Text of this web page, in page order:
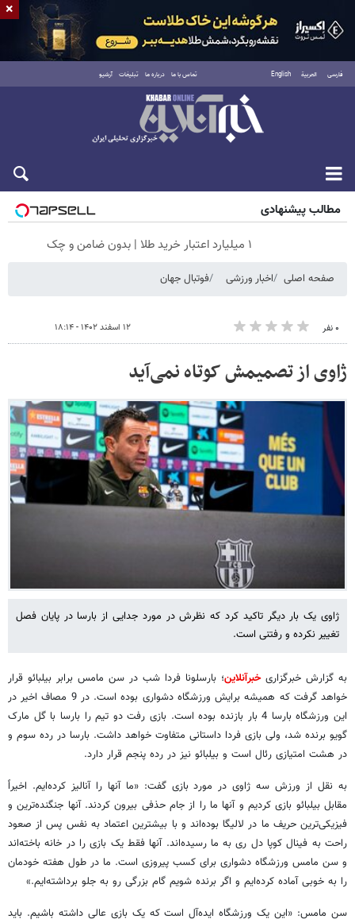
فارسی العربية English تماس با ما درباره ما تبلیغات آرشیو
شنبه ۱۷ مرداد ۱۴۰۵
مطالب پیشنهادی
۱ میلیارد اعتبار خرید طلا | بدون ضامن و چک
صفحه اصلی اخبار ورزشی فوتبال جهان
۰ نفر ۱۲ اسفند ۱۴۰۲ - ۱۸:۱۴
ژاوی از تصمیمش کوتاه نمی‌آید
ژاوی یک بار دیگر تاکید کرد که نظرش در مورد جدایی از بارسا در پایان فصل
تغییر نکرده و رفتنی است.
به گزارش خبرگزاریخبرآنلاین؛ بارسلونا فردا شب در سن مامس برابر بیلبائو قرار
خواهد گرفت که همیشه برایش ورزشگاه دشواری بوده است. در 9 مصاف اخیر در
این ورزشگاه بارسا 4 بار بازنده بوده است. بازی رفت دو تیم را بارسا با گل مارک
گویو برنده شد، ولی بازی فردا داستانی متفاوت خواهد داشت. بارسا در رده سوم و
در هشت امتیازی رئال است و بیلبائو نیز در رده پنجم قرار دارد.
به نقل از ورزش سه ژاوی در مورد بازی گفت: «ما آنها را آنالیز کرده‌ایم. اخیراً
مقابل بیلبائو بازی کردیم و آنها ما را از جام حذفی بیرون کردند. آنها جنگنده‌ترین و
فیزیکی‌ترین حریف ما در لالیگا بوده‌اند و با بیشترین اعتماد به نفس پس از صعود
راحت به فینال کوپا دل ری به ما رسیده‌اند. آنها فقط یک بازی را در خانه باخته‌اند
و سن مامس ورزشگاه دشواری برای کسب پیروزی است. ما در طول هفته خودمان
را به خوبی آماده کرده‌ایم و اگر برنده شویم گام بزرگی رو به جلو برداشته‌ایم.»
سن مامس: «این یک ورزشگاه ایده‌آل است که یک بازی عالی داشته باشیم. باید
×